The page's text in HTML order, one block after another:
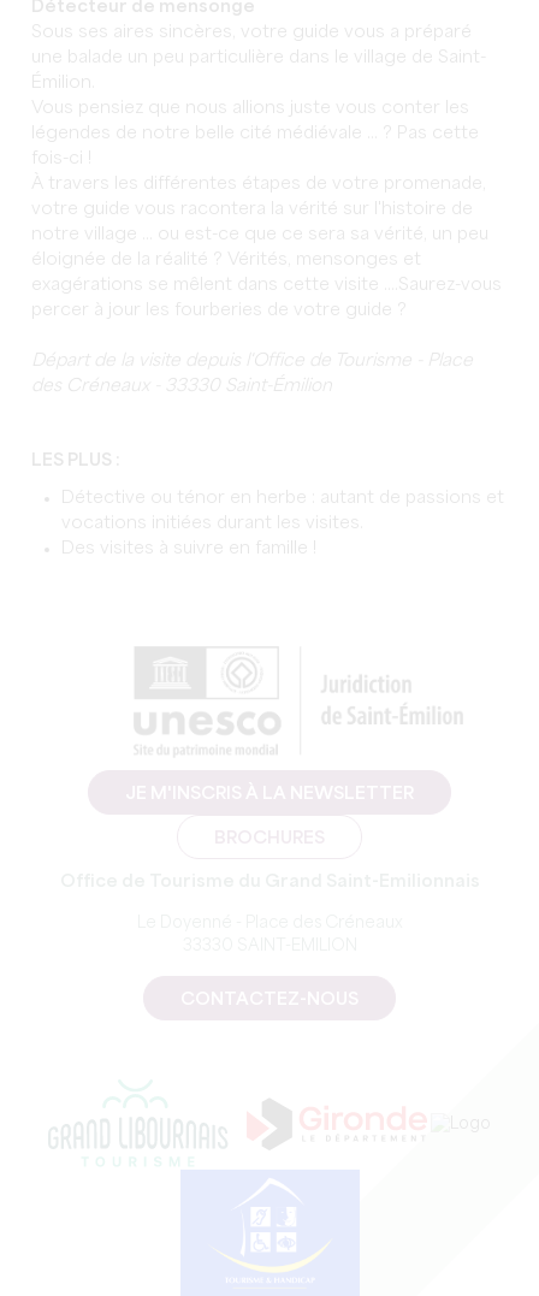
Détecteur de mensonge
Sous ses aires sincères, votre guide vous a préparé
une balade un peu particulière dans le village de Saint-
Émilion.
Vous pensiez que nous allions juste vous conter les
légendes de notre belle cité médiévale ... ? Pas cette
fois-ci !
À travers les différentes étapes de votre promenade,
votre guide vous racontera la vérité sur l'histoire de
notre village ... ou est-ce que ce sera sa vérité, un peu
éloignée de la réalité ? Vérités, mensonges et
exagérations se mêlent dans cette visite ....Saurez-vous
percer à jour les fourberies de votre guide ?
Départ de la visite depuis l'Office de Tourisme - Place
des Créneaux - 33330 Saint-Émilion
LES PLUS :
Détective ou ténor en herbe : autant de passions et
vocations initiées durant les visites.
Des visites à suivre en famille !